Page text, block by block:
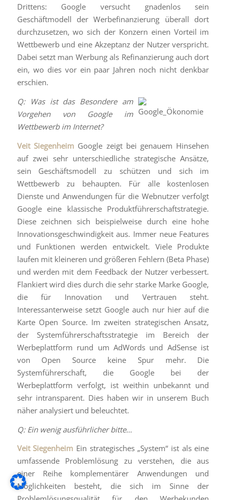
Drittens: Google versucht gnadenlos sein
Geschäftmodell der Werbefinanzierung überall dort
durchzusetzen, wo sich der Konzern einen Vorteil im
Wettbewerb und eine Akzeptanz der Nutzer verspricht.
Dabei setzt man Werbung als Refinanzierung auch dort
ein, wo dies vor ein paar Jahren noch nicht denkbar
erschien.
Q: Was ist das Besondere am
Vorgehen von Google im
Wettbewerb im Internet?
Veit SiegenheimGoogle zeigt bei genauem Hinsehen
auf zwei sehr unterschiedliche strategische Ansätze,
sein Geschäftsmodell zu schützen und sich im
Wettbewerb zu behaupten. Für alle kostenlosen
Dienste und Anwendungen für die Webnutzer verfolgt
Google eine klassische Produktführerschaftstrategie.
Diese zeichnen sich beispielweise durch eine hohe
Innovationsgeschwindigkeit aus. Immer neue Features
und Funktionen werden entwickelt. Viele Produkte
laufen mit kleineren und größeren Fehlern (Beta Phase)
und werden mit dem Feedback der Nutzer verbessert.
Flankiert wird dies durch die sehr starke Marke Google,
die für Innovation und Vertrauen steht.
Interessanterweise setzt Google auch nur hier auf die
Karte Open Source. Im zweiten strategischen Ansatz,
der Systemführerschaftsstrategie im Bereich der
Werbeplattform rund um AdWords und AdSense ist
von Open Source keine Spur mehr. Die
Systemführerschaft, die Google bei der
Werbeplattform verfolgt, ist weithin unbekannt und
sehr intransparent. Dies haben wir in unserem Buch
näher analysiert und beleuchtet.
Q: Ein wenig ausführlicher bitte…
Veit Siegenheim Ein strategisches „System“ ist als eine
umfassende Problemlösung zu verstehen, die aus
einer Reihe komplementärer Anwendungen und
Möglichkeiten besteht, die sich im Sinne der